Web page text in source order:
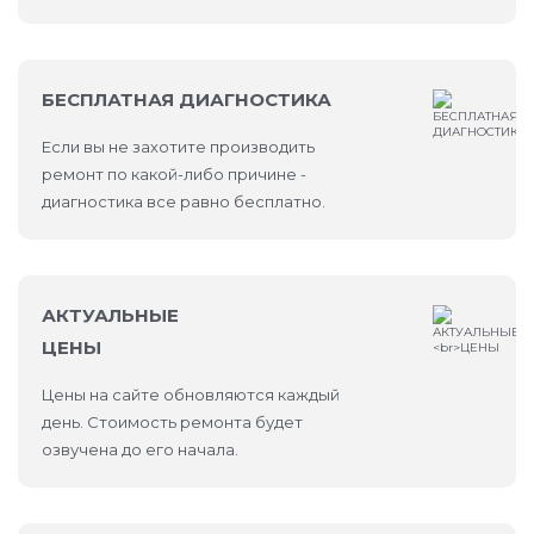
Выдача гарантии на выполненную работу и
установленную деталь.
Наши опытные специалисты бережно выполняют
Где поменять экран Айфона 13 в
Москве
Если вы ищете, где поменять экран iPhone
13 в Москве с гарантией качества, добро
БЕСПЛАТНАЯ ДИАГНОСТИКА
Если вы не захотите производить
ремонт по какой-либо причине -
диагностика все равно бесплатно.
АКТУАЛЬНЫЕ
ЦЕНЫ
Цены на сайте обновляются каждый
день. Стоимость ремонта будет
озвучена до его начала.